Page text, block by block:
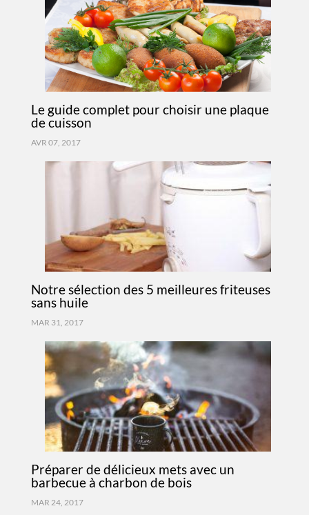
Le guide complet pour choisir une plaque
de cuisson
AVR 07, 2017
Notre sélection des 5 meilleures friteuses
sans huile
MAR 31, 2017
Préparer de délicieux mets avec un
barbecue à charbon de bois
MAR 24, 2017